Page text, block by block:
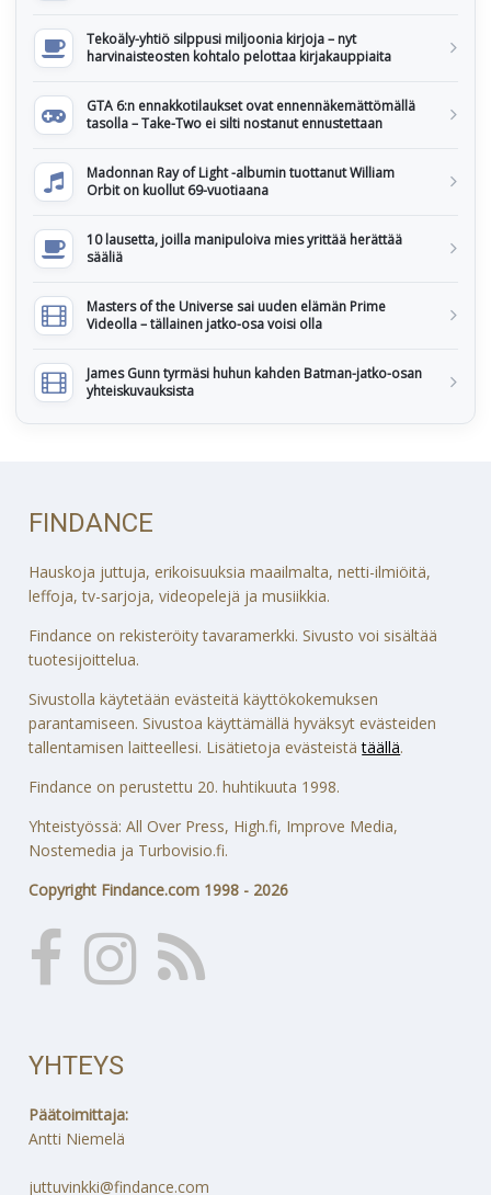
Tekoäly-yhtiö silppusi miljoonia kirjoja – nyt
harvinaisteosten kohtalo pelottaa kirjakauppiaita
GTA 6:n ennakkotilaukset ovat ennennäkemättömällä
tasolla – Take-Two ei silti nostanut ennustettaan
Madonnan Ray of Light -albumin tuottanut William
Orbit on kuollut 69-vuotiaana
10 lausetta, joilla manipuloiva mies yrittää herättää
sääliä
Masters of the Universe sai uuden elämän Prime
Videolla – tällainen jatko-osa voisi olla
James Gunn tyrmäsi huhun kahden Batman-jatko-osan
yhteiskuvauksista
FINDANCE
Hauskoja juttuja, erikoisuuksia maailmalta, netti-ilmiöitä,
leffoja, tv-sarjoja, videopelejä ja musiikkia.
Findance on rekisteröity tavaramerkki. Sivusto voi sisältää
tuotesijoittelua.
Sivustolla käytetään evästeitä käyttökokemuksen
parantamiseen. Sivustoa käyttämällä hyväksyt evästeiden
tallentamisen laitteellesi. Lisätietoja evästeistätäällä.
Findance on perustettu 20. huhtikuuta 1998.
Yhteistyössä: All Over Press, High.fi, Improve Media,
Nostemedia ja Turbovisio.fi.
Copyright Findance.com 1998 - 2026
YHTEYS
Päätoimittaja:
Antti Niemelä
juttuvinkki@findance.com